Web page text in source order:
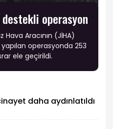
destekli operasyon
Hava Aracının (JİHA)
operasyonda 253
ele geçirildi.
daha aydınlatıldı